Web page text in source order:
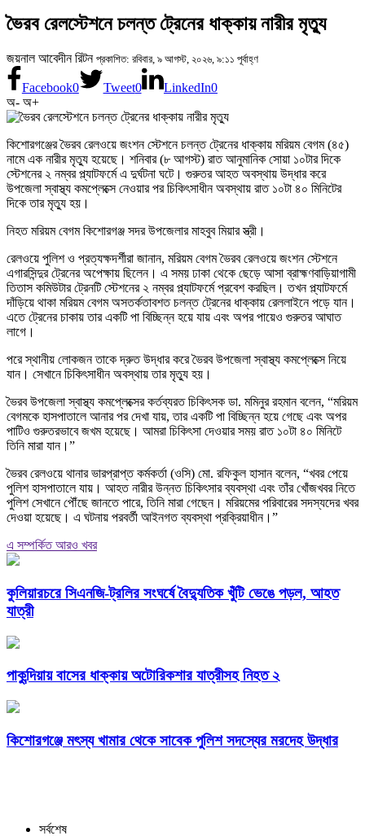
ভৈরব রেলস্টেশনে চলন্ত ট্রেনের ধাক্কায় নারীর মৃত্যু
জয়নাল আবেদীন রিটন প্রকাশিত: রবিবার, ৯ আগস্ট, ২০২৬, ৯:১১ পূর্বাহ্ণ
Facebook0 Tweet0 LinkedIn0
অ- অ+
কিশোরগঞ্জের ভৈরব রেলওয়ে জংশন স্টেশনে চলন্ত ট্রেনের ধাক্কায় মরিয়ম বেগম (৪৫)
নামে এক নারীর মৃত্যু হয়েছে। শনিবার (৮ আগস্ট) রাত আনুমানিক সোয়া ১০টার দিকে
স্টেশনের ২ নম্বর প্ল্যাটফর্মে এ দুর্ঘটনা ঘটে। গুরুতর আহত অবস্থায় উদ্ধার করে
উপজেলা স্বাস্থ্য কমপ্লেক্সে নেওয়ার পর চিকিৎসাধীন অবস্থায় রাত ১০টা ৪০ মিনিটের
দিকে তার মৃত্যু হয়।
নিহত মরিয়ম বেগম কিশোরগঞ্জ সদর উপজেলার মাহবুব মিয়ার স্ত্রী।
রেলওয়ে পুলিশ ও প্রত্যক্ষদর্শীরা জানান, মরিয়ম বেগম ভৈরব রেলওয়ে জংশন স্টেশনে
এগারসিন্দুর ট্রেনের অপেক্ষায় ছিলেন। এ সময় ঢাকা থেকে ছেড়ে আসা ব্রাহ্মণবাড়িয়াগামী
তিতাস কমিউটার ট্রেনটি স্টেশনের ২ নম্বর প্ল্যাটফর্মে প্রবেশ করছিল। তখন প্ল্যাটফর্মে
দাঁড়িয়ে থাকা মরিয়ম বেগম অসতর্কতাবশত চলন্ত ট্রেনের ধাক্কায় রেললাইনে পড়ে যান।
এতে ট্রেনের চাকায় তার একটি পা বিচ্ছিন্ন হয়ে যায় এবং অপর পায়েও গুরুতর আঘাত
লাগে।
পরে স্থানীয় লোকজন তাকে দ্রুত উদ্ধার করে ভৈরব উপজেলা স্বাস্থ্য কমপ্লেক্সে নিয়ে
যান। সেখানে চিকিৎসাধীন অবস্থায় তার মৃত্যু হয়।
ভৈরব উপজেলা স্বাস্থ্য কমপ্লেক্সের কর্তব্যরত চিকিৎসক ডা. মমিনুর রহমান বলেন, “মরিয়ম
বেগমকে হাসপাতালে আনার পর দেখা যায়, তার একটি পা বিচ্ছিন্ন হয়ে গেছে এবং অপর
পাটিও গুরুতরভাবে জখম হয়েছে। আমরা চিকিৎসা দেওয়ার সময় রাত ১০টা ৪০ মিনিটে
তিনি মারা যান।”
ভৈরব রেলওয়ে থানার ভারপ্রাপ্ত কর্মকর্তা (ওসি) মো. রফিকুল হাসান বলেন, “খবর পেয়ে
পুলিশ হাসপাতালে যায়। আহত নারীর উন্নত চিকিৎসার ব্যবস্থা এবং তাঁর খোঁজখবর নিতে
পুলিশ সেখানে পৌঁছে জানতে পারে, তিনি মারা গেছেন। মরিয়মের পরিবারের সদস্যদের খবর
দেওয়া হয়েছে। এ ঘটনায় পরবর্তী আইনগত ব্যবস্থা প্রক্রিয়াধীন।”
এ সম্পর্কিত আরও খবর
কুলিয়ারচরে সিএনজি-ট্রলির সংঘর্ষে বৈদ্যুতিক খুঁটি ভেঙে পড়ল, আহত
যাত্রী
পাকুন্দিয়ায় বাসের ধাক্কায় অটোরিকশার যাত্রীসহ নিহত ২
কিশোরগঞ্জে মৎস্য খামার থেকে সাবেক পুলিশ সদস্যের মরদেহ উদ্ধার
সর্বশেষ